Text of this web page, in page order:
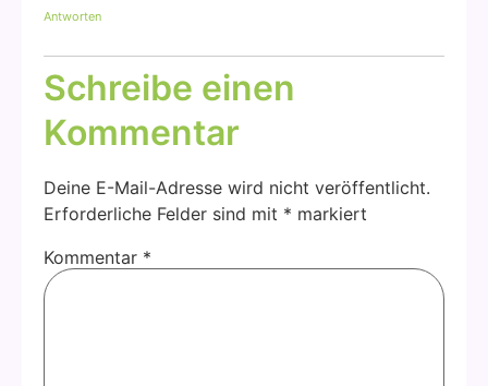
Antworten
Schreibe einen
Kommentar
Deine E-Mail-Adresse wird nicht veröffentlicht.
Erforderliche Felder sind mit * markiert
Kommentar *